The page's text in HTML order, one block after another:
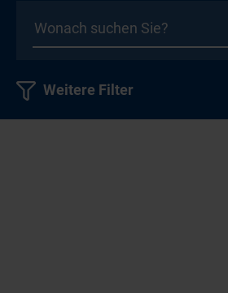
Weitere Filter